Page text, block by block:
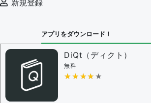
新規登録
アプリをダウンロード！
DiQt（ディクト）
無料
★★★★★
★★★★★